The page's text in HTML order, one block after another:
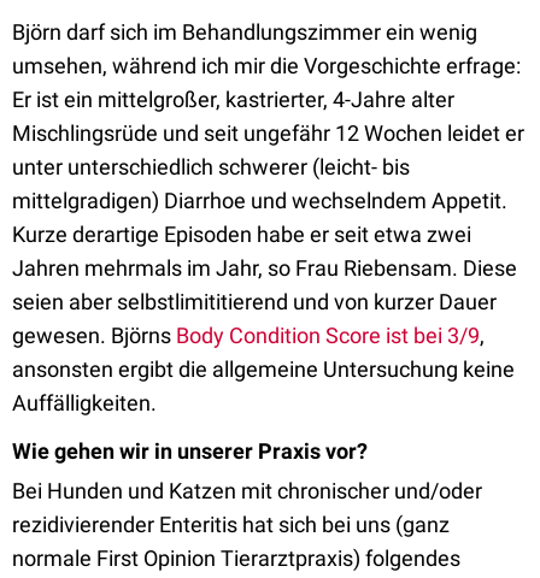
Björn darf sich im Behandlungszimmer ein wenig
umsehen, während ich mir die Vorgeschichte erfrage:
Er ist ein mittelgroßer, kastrierter, 4-Jahre alter
Mischlingsrüde und seit ungefähr 12 Wochen leidet er
unter unterschiedlich schwerer (leicht- bis
mittelgradigen) Diarrhoe und wechselndem Appetit.
Kurze derartige Episoden habe er seit etwa zwei
Jahren mehrmals im Jahr, so Frau Riebensam. Diese
seien aber selbstlimititierend und von kurzer Dauer
gewesen. Björns Body Condition Score ist bei 3/9,
ansonsten ergibt die allgemeine Untersuchung keine
Auffälligkeiten.
Wie gehen wir in unserer Praxis vor?
Bei Hunden und Katzen mit chronischer und/oder
rezidivierender Enteritis hat sich bei uns (ganz
normale First Opinion Tierarztpraxis) folgendes